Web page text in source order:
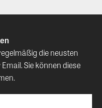
die neusten
Sie können diese